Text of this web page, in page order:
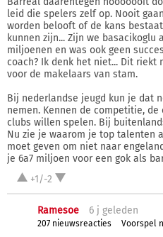
leid die spelers zelf op. Nooit
worden belooft of de kans
kunnen zijn... Zijn we basacikoglu
miljoenen en was ook geen
coach? Ik denk het niet... Dit
voor de makelaars van stam.
Bij nederlandse jeugd kun je dat
nemen. Kennen de competitie,
clubs willen spelen. Bij
Nu zie je waarom je top talenten
moet geven om niet naar
je 6a7 miljoen voor een gok als
+1/-2
Ramesoe 6 j geleden
207 nieuwsreacties
Voorspel